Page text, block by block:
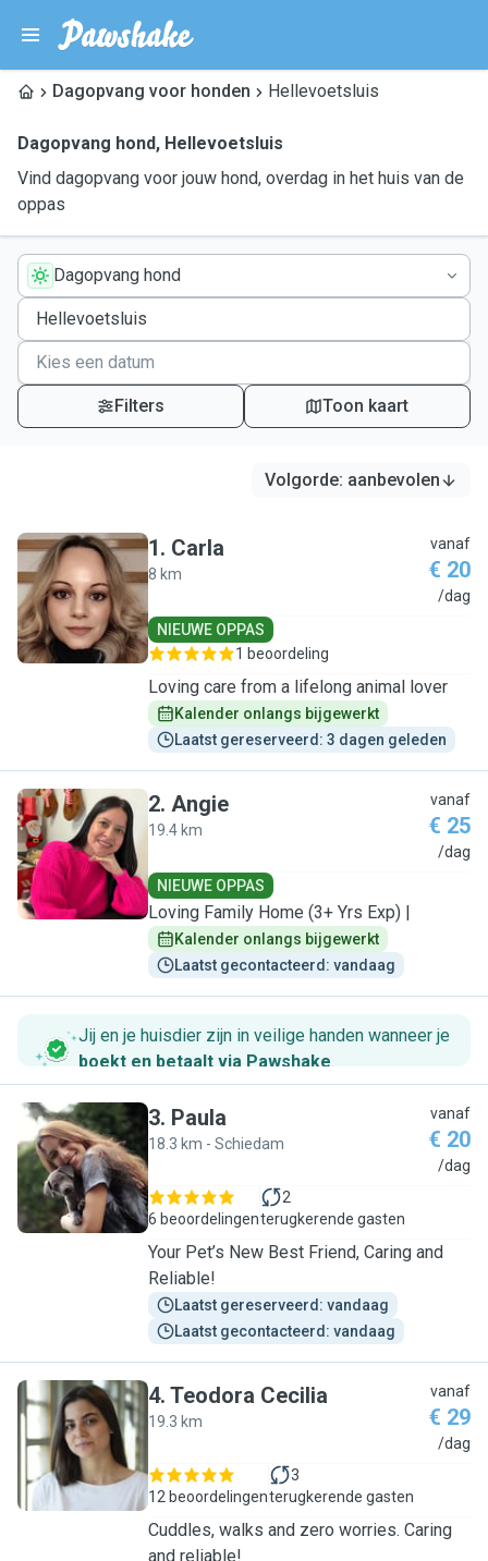
Dagopvang voor honden Hellevoetsluis
Dagopvang hond, Hellevoetsluis
Vind dagopvang voor jouw hond, overdag in het huis van de
oppas
Dagopvang hond
Filters Toon kaart
Volgorde: aanbevolen
C
1. Carla
8 km
vanaf
€ 20
/dag
NIEUWE OPPAS
1 beoordeling
Loving care from a lifelong animal lover
Kalender onlangs bijgewerkt
Laatst gereserveerd: 3 dagen geleden
A
2. Angie
19.4 km
vanaf
€ 25
/dag
NIEUWE OPPAS
Loving Family Home (3+ Yrs Exp) |
Kalender onlangs bijgewerkt
Laatst gecontacteerd: vandaag
Jij en je huisdier zijn in veilige handen wanneer je
boekt en betaalt via Pawshake.
P
3. Paula
18.3 km - Schiedam
vanaf
€ 20
/dag
6 beoordelingen
2
terugkerende gasten
Your Pet’s New Best Friend, Caring and
Reliable!
Laatst gereserveerd: vandaag
Laatst gecontacteerd: vandaag
T
4. Teodora Cecilia
19.3 km
vanaf
€ 29
/dag
12 beoordelingen
3
terugkerende gasten
Cuddles, walks and zero worries. Caring
and reliable!